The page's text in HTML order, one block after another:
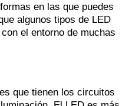
en las que puedes
algunos tipos de LED
el entorno de muchas
que tienen los circuitos